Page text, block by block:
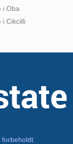
i Oba
i Cikcilli